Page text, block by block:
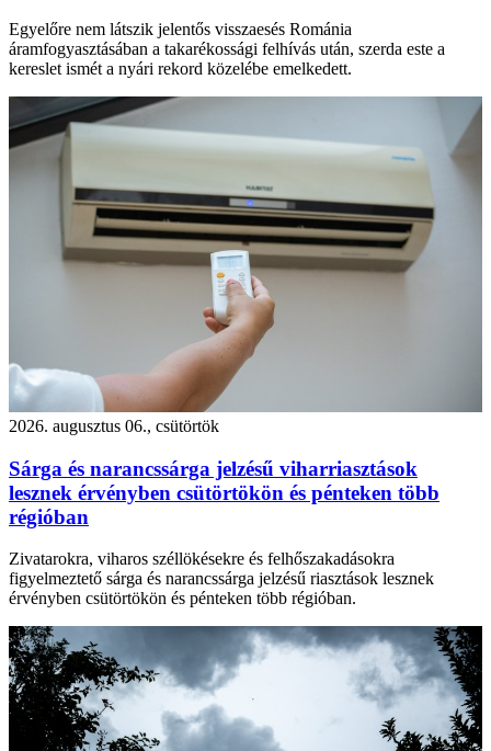
Egyelőre nem látszik jelentős visszaesés Románia
áramfogyasztásában a takarékossági felhívás után, szerda este a
kereslet ismét a nyári rekord közelébe emelkedett.
2026. augusztus 06., csütörtök
Sárga és narancssárga jelzésű viharriasztások
lesznek érvényben csütörtökön és pénteken több
régióban
Zivatarokra, viharos széllökésekre és felhőszakadásokra
figyelmeztető sárga és narancssárga jelzésű riasztások lesznek
érvényben csütörtökön és pénteken több régióban.